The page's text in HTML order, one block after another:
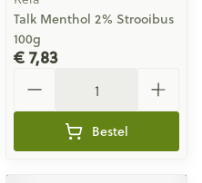
Talk Menthol 2% Strooibus
100g
€ 7,83
Bestel